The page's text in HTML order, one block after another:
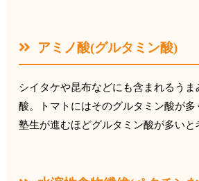
アミノ酸(グルタミン酸)
シイタケや昆布などにも含まれるうま
酸。
トマトにはそのグルタミン酸が多
塾生が進むほどグルタミン酸が多いと